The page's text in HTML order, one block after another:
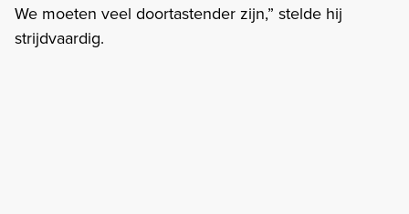
We moeten veel doortastender zijn,” stelde hij
strijdvaardig.